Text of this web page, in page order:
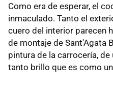
Como era de esperar, el
inmaculado. Tanto el
cuero del interior parecen
de montaje de Sant'Agata
pintura de la carrocería,
tanto brillo que es como